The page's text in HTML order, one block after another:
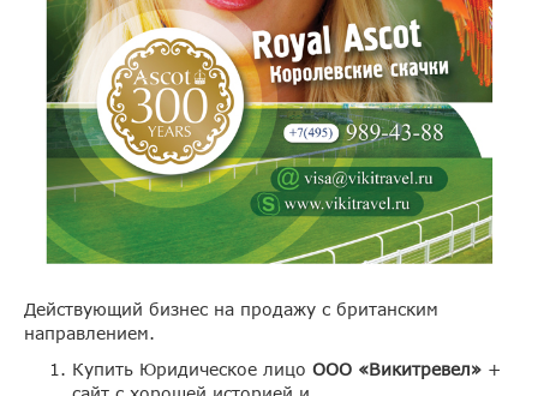
Действующий бизнес на продажу с британским
направлением.
Купить Юридическое лицо ООО «Викитревел» +